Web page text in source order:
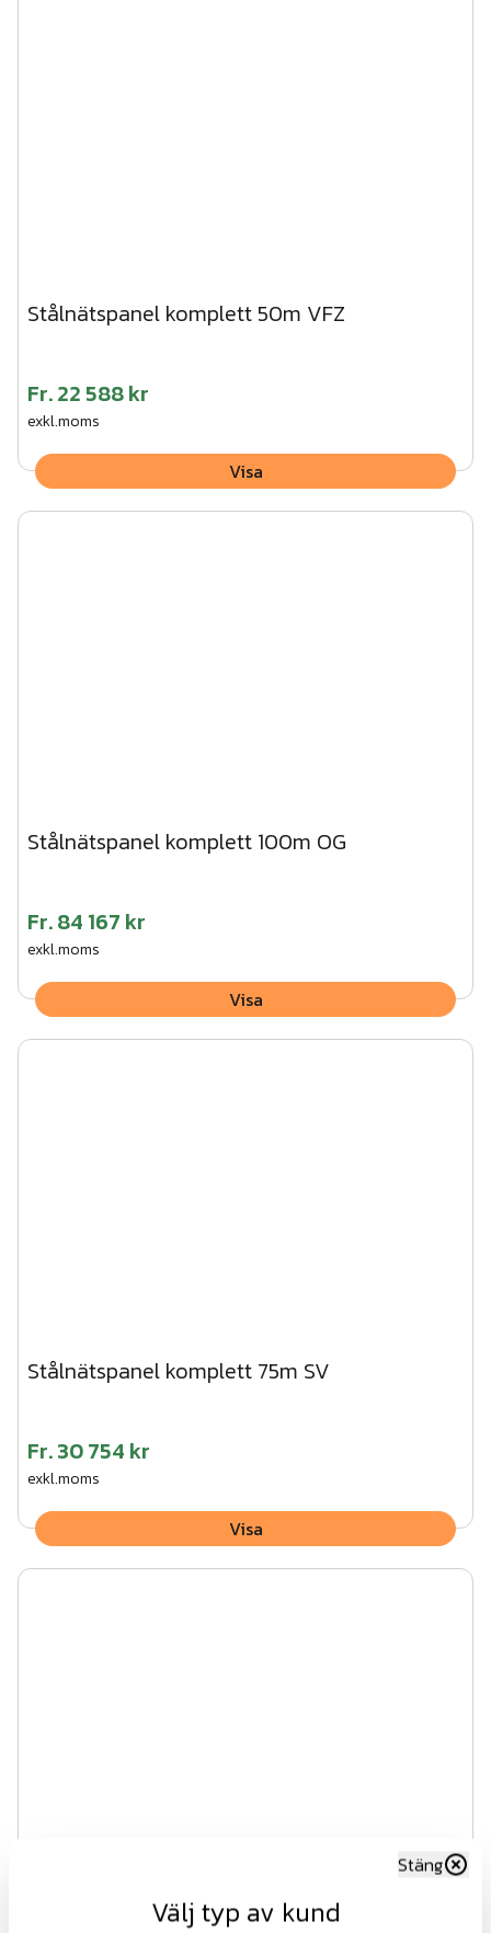
Stålnätspanel komplett 50m VFZ
Fr.22 588 kr
exkl.moms
Visa
Stålnätspanel komplett 100m OG
Fr.84 167 kr
exkl.moms
Visa
Stålnätspanel komplett 75m SV
Fr.30 754 kr
exkl.moms
Visa
Stålnätspanel komplett 25m MG
Välj typ av kund
Stäng